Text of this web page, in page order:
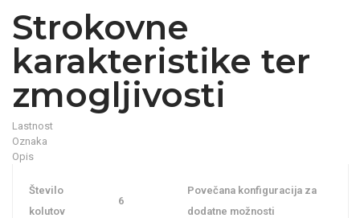
Strokovne
karakteristike ter
zmogljivosti
Lastnost
Oznaka
Opis
Število
kolutov
6
Povečana konfiguracija za
dodatne možnosti